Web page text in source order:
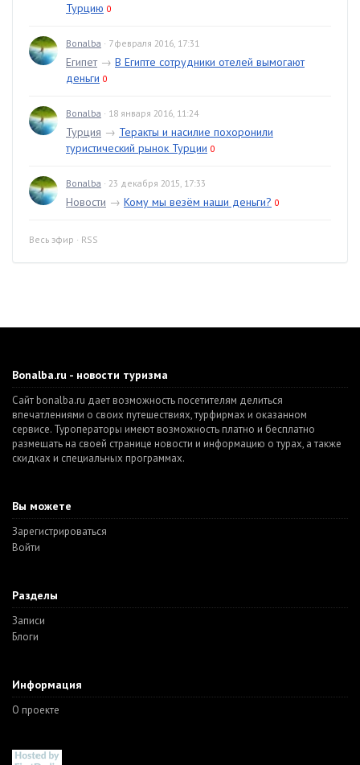
Турцию 0
Bonalba · 7 февраля 2016, 17:31
Египет→ В Египте сотрудники отелей вымогают
деньги 0
Bonalba · 18 января 2016, 11:24
Турция → Теракты и насилие похоронили
туристический рынок Турции 0
Bonalba · 23 декабря 2015, 17:33
Новости → Кому мы везём наши деньги? 0
Весь эфир · RSS
Bonalba.ru - новости туризма
Сайт bonalba.ru дает возможность посетителям делиться
впечатлениями о своих путешествиях, турфирмах и оказанном
сервисе. Туроператоры имеют возможность платно и бесплатно
размещать на своей странице новости и информацию о турах, а также
скидках и специальных программах.
Вы можете
Зарегистрироваться
Войти
Разделы
Записи
Блоги
Информация
О проекте